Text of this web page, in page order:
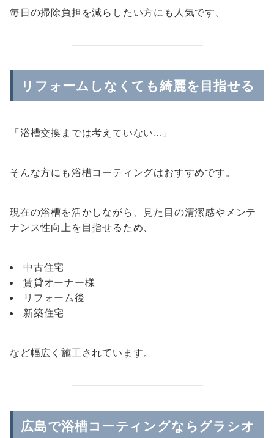
毎日の掃除負担を減らしたい方にも人気です。
リフォームしなくても綺麗を目指せる
「浴槽交換までは考えていない…」
そんな方にも浴槽コーティングはおすすめです。
現在の浴槽を活かしながら、見た目の清潔感やメンテ
ナンス性向上を目指せるため、
中古住宅
賃貸オーナー様
リフォーム後
新築住宅
など幅広く施工されています。
広島で浴槽コーティングならグラシオ